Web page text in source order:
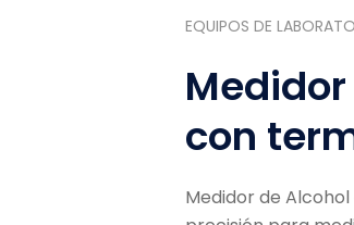
EQUIPOS DE
con
Medidor de